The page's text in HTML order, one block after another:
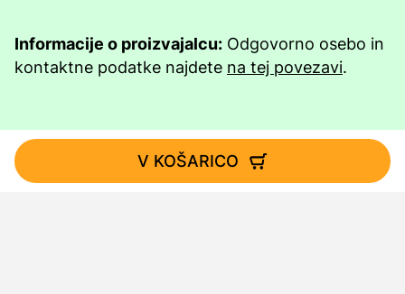
Informacije o proizvajalcu: Odgovorno osebo in
kontaktne podatke najdete na tej povezavi.
V KOŠARICO